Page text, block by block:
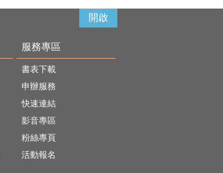
開啟
服務專區
書表下載
申辦服務
快速連結
影音專區
粉絲專頁
活動報名